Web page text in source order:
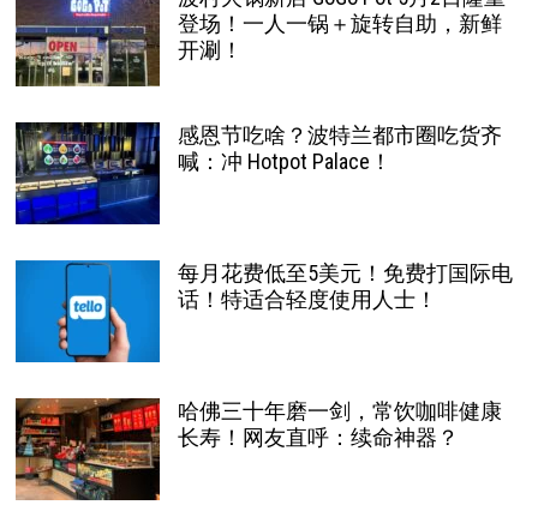
登场！一人一锅＋旋转自助，新鲜
开涮！
感恩节吃啥？波特兰都市圈吃货齐
喊：冲 Hotpot Palace！
每月花费低至5美元！免费打国际电
话！特适合轻度使用人士！
哈佛三十年磨一剑，常饮咖啡健康
长寿！网友直呼：续命神器？